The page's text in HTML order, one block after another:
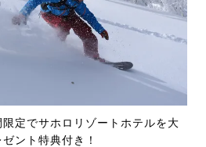
定でサホロリゾートホテルを大
ント特典付き！